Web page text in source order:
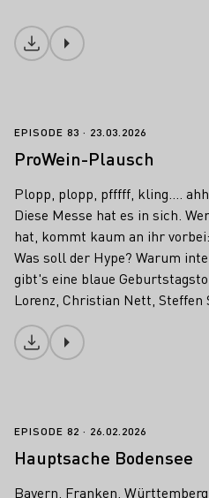
Download
ProWein-Plausch
EPISODE 83 23.03.2026
ProWein-Plausch
Plopp, plopp, pfffff, kling....
Diese Messe hat es in sich.
hat, kommt kaum an ihr
Was soll der Hype? Warum
gibt's eine blaue
Lorenz, Christian Nett, Steffen
Download
Hauptsache Bodensee
EPISODE 82 26.02.2026
Hauptsache Bodensee
Bayern, Franken,